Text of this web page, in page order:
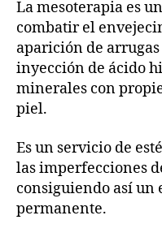
La mesoterapia es
combatir el
aparición de
inyección de ácido
minerales con
piel.
Es un servicio de
las imperfecciones
consiguiendo así un
permanente.